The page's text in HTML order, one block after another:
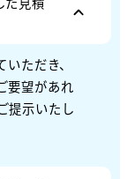
ただき、
要望があれ
提示いたし